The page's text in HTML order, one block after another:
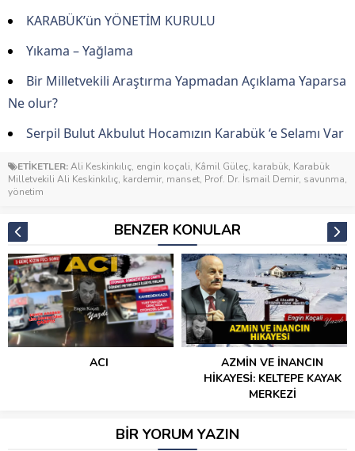
KARABÜK’ün YÖNETİM KURULU
Yıkama – Yağlama
Bir Milletvekili Araştırma Yapmadan Açıklama Yaparsa
Ne olur?
Serpil Bulut Akbulut Hocamızın Karabük ‘e Selamı Var
ETİKETLER:Ali Keskinkılıç, engin koçali, Kâmil Güleç, karabük, Karabük
Milletvekili Ali Keskinkılıç, kardemir, manset, Prof. Dr. İsmail Demir, savunma,
yönetim
BENZER KONULAR
AZMİN VE İNANCIN
HİKAYESİ: KELTEPE KAYAK
MERKEZİ
BİR YORUM YAZIN